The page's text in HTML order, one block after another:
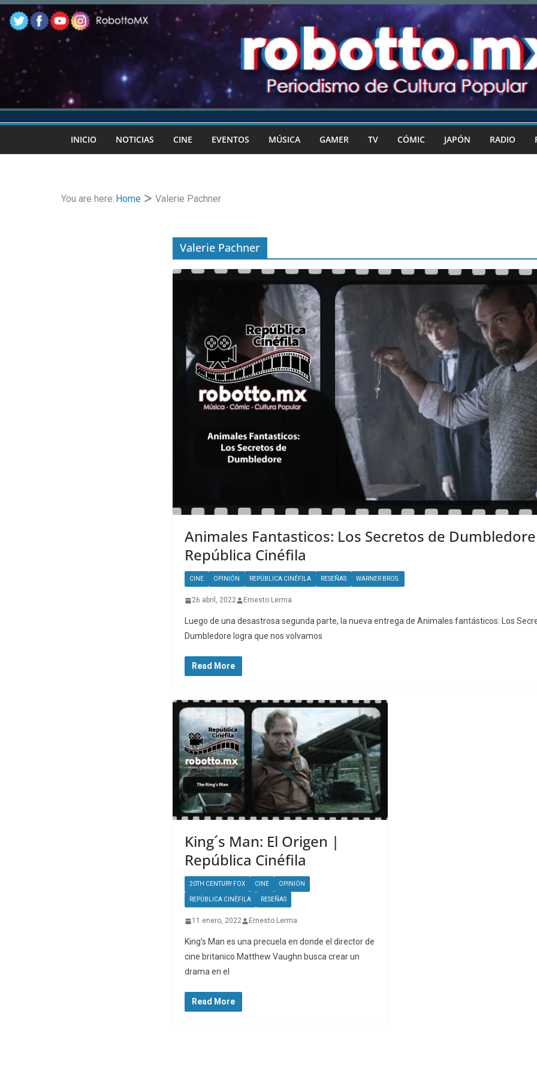
Skip
to
content
INICIO NOTICIAS CINE EVENTOS MÚSICA GAMER TV CÓMIC JAPÓN RADIO
You are here: Home Valerie Pachner
Valerie Pachner
Animales Fantasticos: Los Secretos de
República Cinéfila
CINE OPINIÓN REPÚBLICA CINÉFILA RESEÑAS WARNER BROS.
26 abril, 2022 Ernesto Lerma
Luego de una desastrosa segunda parte, la nueva entrega de Animales fantásticos: Los
Dumbledore logra que nos volvamos
Read More
King´s Man: El Origen |
República Cinéfila
20TH CENTURY FOX CINE OPINIÓN
REPÚBLICA CINÉFILA RESEÑAS
11 enero, 2022 Ernesto Lerma
King’s Man es una precuela en donde el director de
cine britanico Matthew Vaughn busca crear un
drama en el
Read More